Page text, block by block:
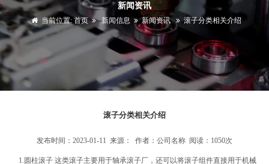
新闻资讯
当前位置: 首页 新闻信息 新闻资讯 滚子分类相关介绍
滚子分类相关介绍
发布时间：2023-01-11 来源： 作者：公司名称 阅读：1050次
1.圆柱滚子 这类滚子主要用于轴承滚子厂，还可以将滚子组件直接用于机械